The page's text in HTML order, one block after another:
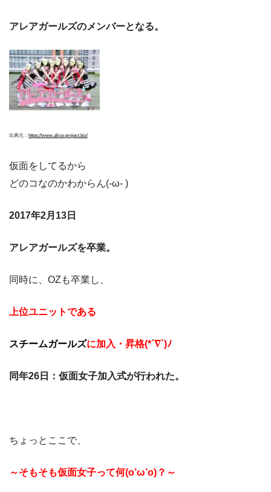
アレアガールズのメンバーとなる。
出典元： https://www.alice-project.biz/
仮面をしてるから
どのコなのかわからん(-ω- )
2017年2月13日
アレアガールズを卒業。
同時に、OZも卒業し、
上位ユニットである
スチームガールズに加入・昇格(*´∇`)ﾉ
同年26日：仮面女子加入式が行われた。
ちょっとここで、
～そもそも仮面女子って何(o’ω’o)？～